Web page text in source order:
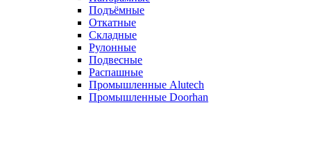
Подъёмные
Откатные
Складные
Рулонные
Подвесные
Распашные
Промышленные Alutech
Промышленные Doorhan